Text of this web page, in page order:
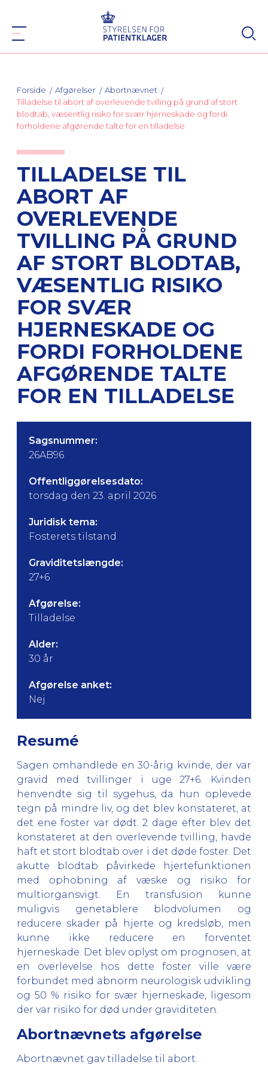
Forside Afgørelser
Abortnævnet
Tilladelse til abort af overlevende tvilling på grund af stort
blodtab, væsentlig risiko for svær hjerneskade og fordi
forholdene afgørende talte for en tilladelse
TILLADELSE TIL
ABORT AF
OVERLEVENDE
TVILLING PÅ GRUND
AF STORT BLODTAB,
VÆSENTLIG RISIKO
FOR SVÆR
HJERNESKADE OG
FORDI FORHOLDENE
AFGØRENDE TALTE
FOR EN TILLADELSE
Sagsnummer:
26AB96
Offentliggørelsesdato:
torsdag den 23. april 2026
Juridisk tema:
Fosterets tilstand
Graviditetslængde:
27+6
Afgørelse:
Tilladelse
Alder:
30 år
Afgørelse anket:
Nej
Resumé
Sagen omhandlede en 30-årig kvinde, der var
gravid med tvillinger i uge 27+6. Kvinden
henvendte sig til sygehus, da hun oplevede
tegn på mindre liv, og det blev konstateret, at
det ene foster var dødt. 2 dage efter blev det
konstateret at den overlevende tvilling, havde
haft et stort blodtab over i det døde foster. Det
akutte blodtab påvirkede hjertefunktionen
med ophobning af væske og risiko for
multiorgansvigt. En transfusion kunne
muligvis genetablere blodvolumen og
reducere skader på hjerte og kredsløb, men
kunne ikke reducere en forventet
hjerneskade. Det blev oplyst om prognosen, at
en overlevelse hos dette foster ville være
forbundet med abnorm neurologisk udvikling
og 50 % risiko for svær hjerneskade, ligesom
der var risiko for død under graviditeten.
Abortnævnets afgørelse
Abortnævnet gav tilladelse til abort.